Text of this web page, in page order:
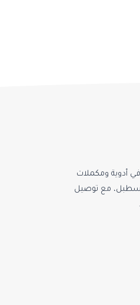
أدوية ومكملات
مع توصيل